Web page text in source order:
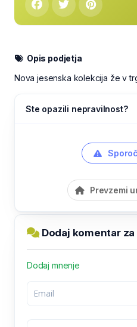
Opis podjetja
Nova jesenska kolekcija že v
Ste opazili nepravilnost?
Prevzemi
Dodaj komentar za
Dodaj mnenje